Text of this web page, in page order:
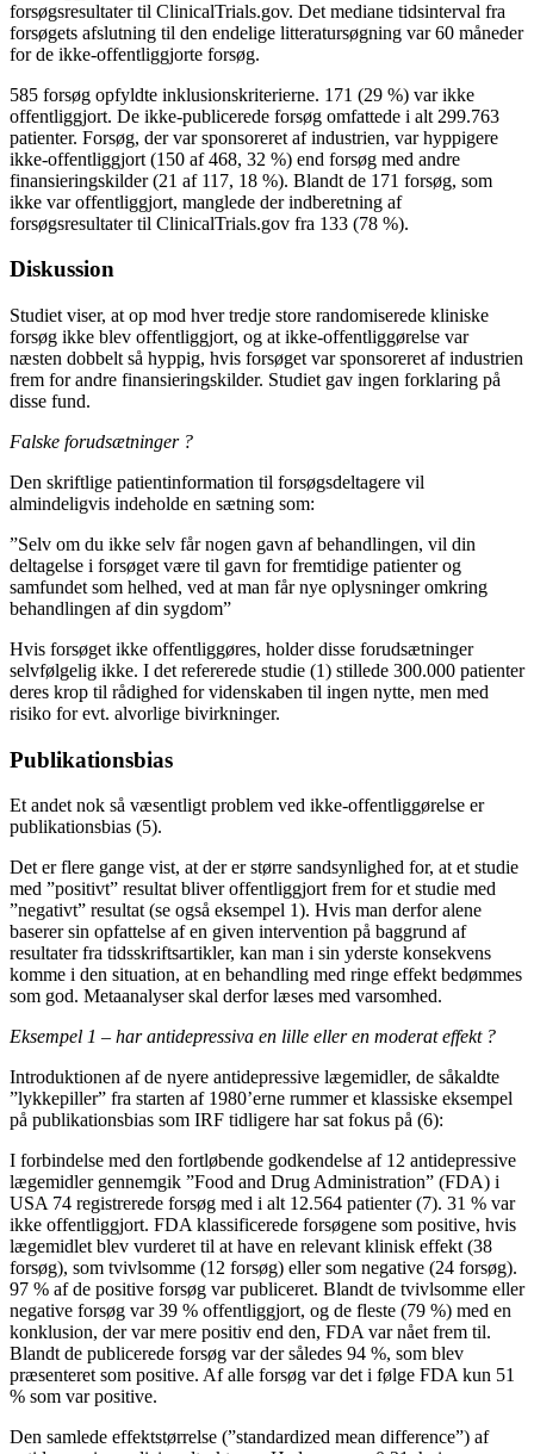
forsøgsresultater til ClinicalTrials.gov. Det mediane tidsinterval fra
forsøgets afslutning til den endelige litteratursøgning var 60 måneder
for de ikke-offentliggjorte forsøg.
585 forsøg opfyldte inklusionskriterierne. 171 (29 %) var ikke
offentliggjort. De ikke-publicerede forsøg omfattede i alt 299.763
patienter. Forsøg, der var sponsoreret af industrien, var hyppigere
ikke-offentliggjort (150 af 468, 32 %) end forsøg med andre
finansieringskilder (21 af 117, 18 %). Blandt de 171 forsøg, som
ikke var offentliggjort, manglede der indberetning af
forsøgsresultater til ClinicalTrials.gov fra 133 (78 %).
Diskussion
Studiet viser, at op mod hver tredje store randomiserede kliniske
forsøg ikke blev offentliggjort, og at ikke-offentliggørelse var
næsten dobbelt så hyppig, hvis forsøget var sponsoreret af industrien
frem for andre finansieringskilder. Studiet gav ingen forklaring på
disse fund.
Falske forudsætninger ?
Den skriftlige patientinformation til forsøgsdeltagere vil
almindeligvis indeholde en sætning som:
”Selv om du ikke selv får nogen gavn af behandlingen, vil din
deltagelse i forsøget være til gavn for fremtidige patienter og
samfundet som helhed, ved at man får nye oplysninger omkring
behandlingen af din sygdom”
Hvis forsøget ikke offentliggøres, holder disse forudsætninger
selvfølgelig ikke. I det refererede studie (1) stillede 300.000 patienter
deres krop til rådighed for videnskaben til ingen nytte, men med
risiko for evt. alvorlige bivirkninger.
Publikationsbias
Et andet nok så væsentligt problem ved ikke-offentliggørelse er
publikationsbias (5).
Det er flere gange vist, at der er større sandsynlighed for, at et studie
med ”positivt” resultat bliver offentliggjort frem for et studie med
”negativt” resultat (se også eksempel 1). Hvis man derfor alene
baserer sin opfattelse af en given intervention på baggrund af
resultater fra tidsskriftsartikler, kan man i sin yderste konsekvens
komme i den situation, at en behandling med ringe effekt bedømmes
som god. Metaanalyser skal derfor læses med varsomhed.
Eksempel 1 – har antidepressiva en lille eller en moderat effekt ?
Introduktionen af de nyere antidepressive lægemidler, de såkaldte
”lykkepiller” fra starten af 1980’erne rummer et klassiske eksempel
på publikationsbias som IRF tidligere har sat fokus på (6):
I forbindelse med den fortløbende godkendelse af 12 antidepressive
lægemidler gennemgik ”Food and Drug Administration” (FDA) i
USA 74 registrerede forsøg med i alt 12.564 patienter (7). 31 % var
ikke offentliggjort. FDA klassificerede forsøgene som positive, hvis
lægemidlet blev vurderet til at have en relevant klinisk effekt (38
forsøg), som tvivlsomme (12 forsøg) eller som negative (24 forsøg).
97 % af de positive forsøg var publiceret. Blandt de tvivlsomme eller
negative forsøg var 39 % offentliggjort, og de fleste (79 %) med en
konklusion, der var mere positiv end den, FDA var nået frem til.
Blandt de publicerede forsøg var der således 94 %, som blev
præsenteret som positive. Af alle forsøg var det i følge FDA kun 51
% som var positive.
Den samlede effektstørrelse (”standardized mean difference”) af